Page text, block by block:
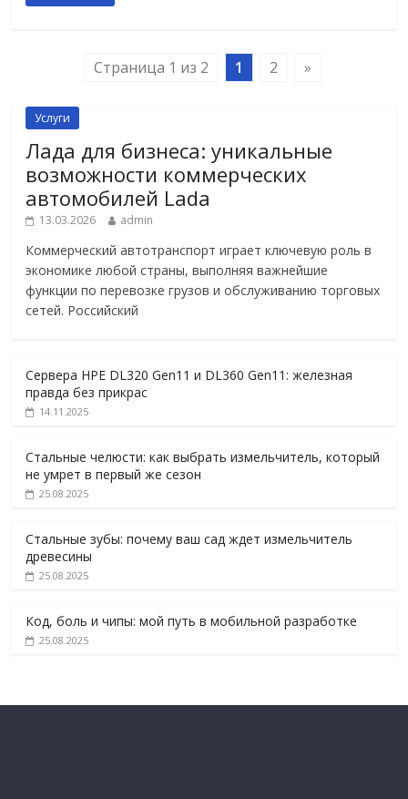
Страница 1 из 2 1 2 »
Услуги
Лада для бизнеса: уникальные
возможности коммерческих
автомобилей Lada
13.03.2026 admin
Коммерческий автотранспорт играет ключевую роль в
экономике любой страны, выполняя важнейшие
функции по перевозке грузов и обслуживанию торговых
сетей. Российский
Сервера HPE DL320 Gen11 и DL360 Gen11: железная
правда без прикрас
14.11.2025
Стальные челюсти: как выбрать измельчитель, который
не умрет в первый же сезон
25.08.2025
Стальные зубы: почему ваш сад ждет измельчитель
древесины
25.08.2025
Код, боль и чипы: мой путь в мобильной разработке
25.08.2025